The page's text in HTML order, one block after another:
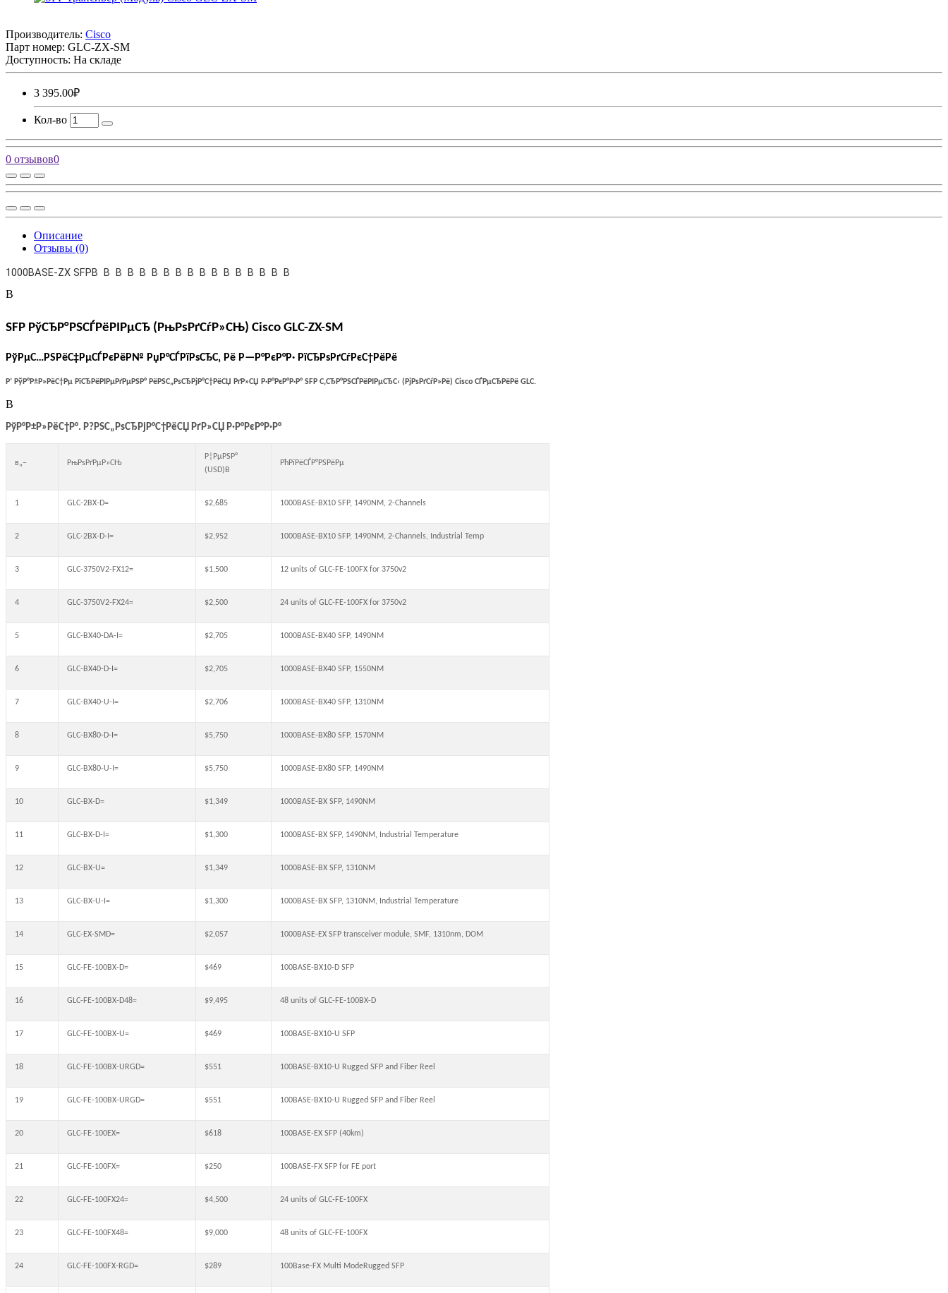
Производитель: Cisco
Парт номер: GLC-ZX-SM
Доступность: На складе
3 395.00₽
Кол-во
0 отзывов0
Описание
Отзывы (0)
1000BASE-ZX SFPВ В В В В В В В В В В В В В В В В
В
SFP РўСЂР°РЅСЃРёРІРµСЂ ( РњРѕРґСѓР»СЊ) Cisco GLC-ZX-SM
РўРµС…РЅРёС‡РµСЃРєРёР№ РџР°СЃРїРѕСЂС‚ Рё Р—Р°РєР°Р· РїСЂРѕРґСѓРєС†РёРё
Р’ РўР°Р±Р»РёС†Рµ РїСЂРёРІРµРґРµРЅР° РёРЅС„РѕСЂРјР°С†РёСЏ РґР»СЏ Р·Р°РєР°Р·Р° SFP С‚СЂР°РЅСЃРёРІРµСЂС‹ (РјРѕРґСѓР»Рё) Cisco СЃРµСЂРёРё GLC.
В
РўР°Р±Р»РёС†Р°. Р?РЅС„РѕСЂРјР°С†РёСЏ РґР»СЏ Р·Р°РєР°Р·Р°
в„– РњРѕРґРµР»СЊ
Р¦РµРЅР°
(USD)В
РћРїРёСЃР°РЅРёРµ
1 GLC-2BX-D= $2,685 1000BASE-BX10 SFP, 1490NM, 2-Channels
2 GLC-2BX-D-I= $2,952 1000BASE-BX10 SFP, 1490NM, 2-Channels, Industrial Temp
3 GLC-3750V2-FX12= $1,500 12 units of GLC-FE-100FX for 3750v2
4 GLC-3750V2-FX24= $2,500 24 units of GLC-FE-100FX for 3750v2
5 GLC-BX40-DA-I= $2,705 1000BASE-BX40 SFP, 1490NM
6 GLC-BX40-D-I= $2,705 1000BASE-BX40 SFP, 1550NM
7 GLC-BX40-U-I= $2,706 1000BASE-BX40 SFP, 1310NM
8 GLC-BX80-D-I= $5,750 1000BASE-BX80 SFP, 1570NM
9 GLC-BX80-U-I= $5,750 1000BASE-BX80 SFP, 1490NM
10 GLC-BX-D= $1,349 1000BASE-BX SFP, 1490NM
11 GLC-BX-D-I= $1,300 1000BASE-BX SFP, 1490NM, Industrial Temperature
12 GLC-BX-U= $1,349 1000BASE-BX SFP, 1310NM
13 GLC-BX-U-I= $1,300 1000BASE-BX SFP, 1310NM, Industrial Temperature
14 GLC-EX-SMD= $2,057 1000BASE-EX SFP transceiver module, SMF, 1310nm, DOM
15 GLC-FE-100BX-D= $469 100BASE-BX10-D SFP
16 GLC-FE-100BX-D48= $9,495 48 units of GLC-FE-100BX-D
17 GLC-FE-100BX-U= $469 100BASE-BX10-U SFP
18 GLC-FE-100BX-URGD= $551 100BASE-BX10-U Rugged SFP and Fiber Reel
19 GLC-FE-100BX-URGD= $551 100BASE-BX10-U Rugged SFP and Fiber Reel
20 GLC-FE-100EX= $618 100BASE-EX SFP (40km)
21 GLC-FE-100FX= $250 100BASE-FX SFP for FE port
22 GLC-FE-100FX24= $4,500 24 units of GLC-FE-100FX
23 GLC-FE-100FX48= $9,000 48 units of GLC-FE-100FX
24 GLC-FE-100FX-RGD= $289 100Base-FX Multi ModeRugged SFP